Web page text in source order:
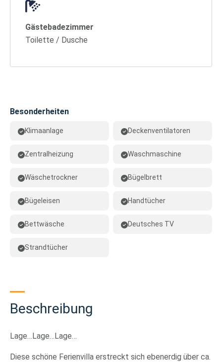
Gästebadezimmer
Toilette / Dusche
Besonderheiten
Klimaanlage Deckenventilatoren
Zentralheizung Waschmaschine
Wäschetrockner Bügelbrett
Bügeleisen Handtücher
Bettwäsche Deutsches TV
Strandtücher
Beschreibung
Lage…Lage…Lage…
Diese schöne Ferienvilla erstreckt sich ebenerdig über ca.